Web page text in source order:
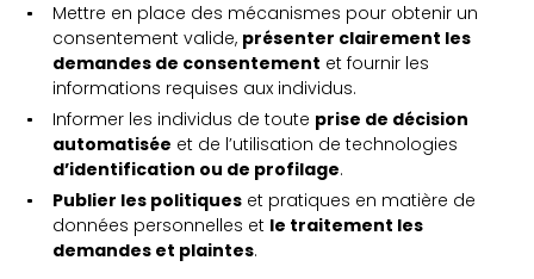
Mettre en place des mécanismes pour obtenir un
consentement valide, présenter clairement les
demandes de consentement et fournir les
informations requises aux individus.
Informer les individus de toute prise de décision
automatisée et de l’utilisation de technologies
d’identification ou de profilage.
Publier les politiques et pratiques en matière de
données personnelles et le traitement les
demandes et plaintes.